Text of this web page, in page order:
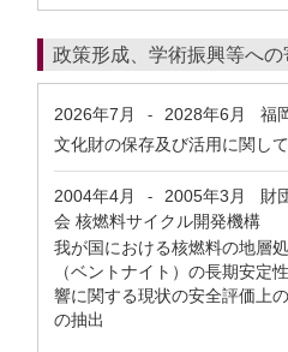
政策形成、学術振興等への
2026年7月 - 2028年6月
福
文化財の保存及び活用に関し
2004年4月 - 2005年3月
財
会 核燃料サイクル開発機構
我が国における核燃料の地層
（ベントナイト）の長期安定
響に関する現状の安全評価上
の抽出